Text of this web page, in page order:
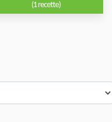
(1 recette)